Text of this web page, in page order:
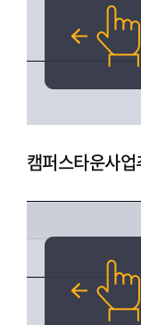
캠퍼스타운사